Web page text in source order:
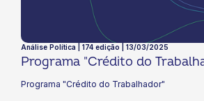
Análise Política | 174 edição | 13/03/2025
Programa "Crédito do
Programa "Crédito do Trabalhador"